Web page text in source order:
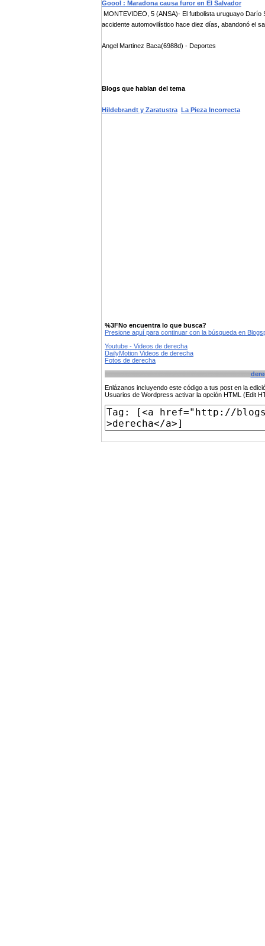
Goool : Maradona causa furor en El Salvador
MONTEVIDEO, 5 (ANSA)- El futbolista uruguayo
accidente automovilístico hace diez días, abandonó el
Angel Martinez Baca(6988d) - Deportes
Blogs que hablan del tema
Hildebrandt y Zaratustra La Pieza Incorrecta
%3FNo encuentra lo que busca?
Presione aquí para continuar con la búsqueda en
Youtube - Videos de derecha
DailyMotion Videos de derecha
Fotos de derecha
Enlázanos incluyendo este código a tus post en la
Usuarios de Wordpress activar la opción HTML (Edit